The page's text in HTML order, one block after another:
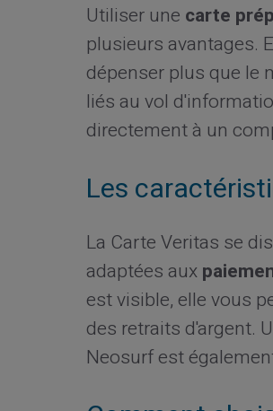
Utiliser une carte
plusieurs avantages.
dépenser plus que le
liés au vol
directement à un
Les
La Carte Veritas se
adaptées aux
est visible, elle vous
des retraits d'argent.
Neosurf est